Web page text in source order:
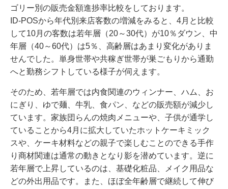
ゴリー別の販売金額進捗率比較をしております。
ID-POSから年代別来店客数の増減をみると、4月と比較
して10月の客数は若年層（20～30代）が10％ダウン、中
年層（40～60代）は5％、高齢層はあまり変化がありま
せんでした。単身世帯や共稼ぎ世帯が巣ごもりから通勤
へと勤務シフトしている様子が伺えます。
そのため、若年層では内食関連のウィンナー、ハム、お
にぎり、ゆで麺、牛乳、食パン、などの販売額が減少し
ています。家族団らんの焼肉メニューや、子供が通学し
ていることから4月に拡大していたホットケーキミック
スや、ケーキ材料などの親子で楽しむことのできる手作
り商材関連は通常の動きとなり影を潜めています。逆に
若年層で上昇しているのは、基礎化粧品、メイク用品な
どの外出用品です。また、ほぼ全年齢層で継続して伸び